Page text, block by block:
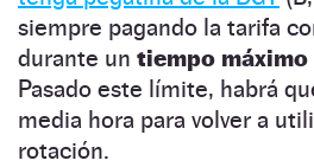
siempre pagando la tarifa
durante un tiempo
Pasado este límite, habrá
media hora para volver a
rotación.